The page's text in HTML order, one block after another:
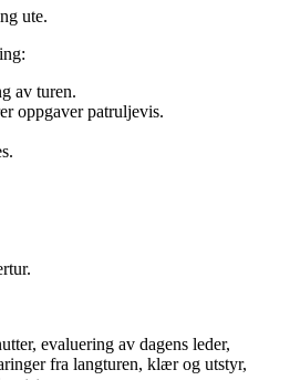
ute.
av turen.
oppgaver patruljevis.
evaluering av dagens leder,
fra langturen, klær og utstyr,